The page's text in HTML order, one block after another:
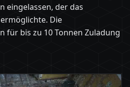
eingelassen, der das
Die
für bis zu 10 Tonnen Zuladung